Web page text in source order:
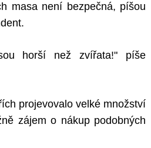
masa není bezpečná, píšou
horší než zvířata!" píše
projevovalo velké množství
zájem o nákup podobných